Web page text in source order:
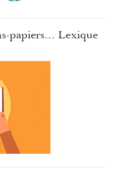
papiers… Lexique